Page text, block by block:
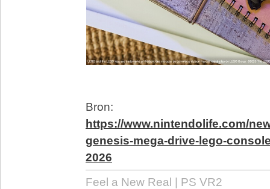
Bron:
https://www.nintendolife.com/
genesis-mega-drive-lego-
2026
Feel a New Real | PS VR2